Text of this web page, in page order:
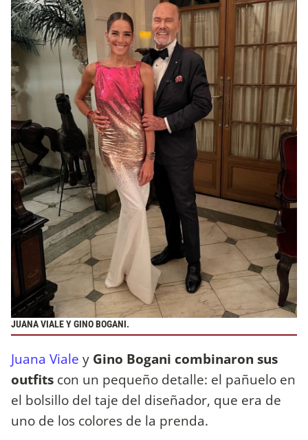
JUANA VIALE Y GINO BOGANI.
Juana Viale y Gino Bogani combinaron sus
outfits con un pequeño detalle: el pañuelo en
el bolsillo del taje del diseñador, que era de
uno de los colores de la prenda.